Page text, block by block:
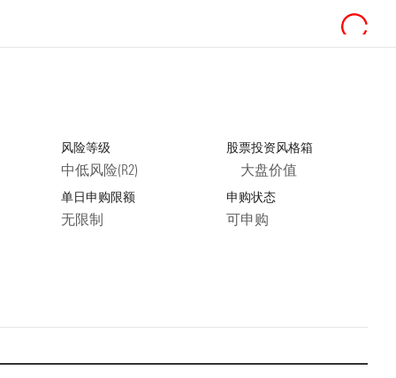
风险等级
中低风险(R2)
股票投资风格箱
大盘价值
单日申购限额
无限制
申购状态
可申购